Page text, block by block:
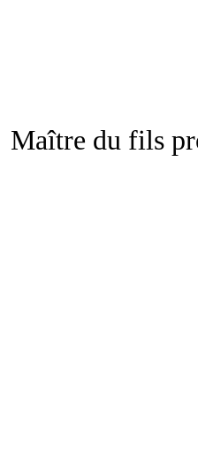
Maître du fils